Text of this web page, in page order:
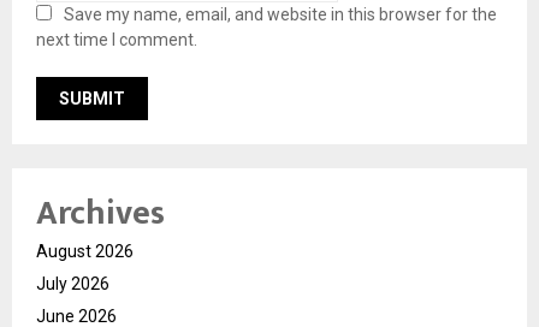
Save my name, email, and website in this browser for the
next time I comment.
Archives
August 2026
July 2026
June 2026